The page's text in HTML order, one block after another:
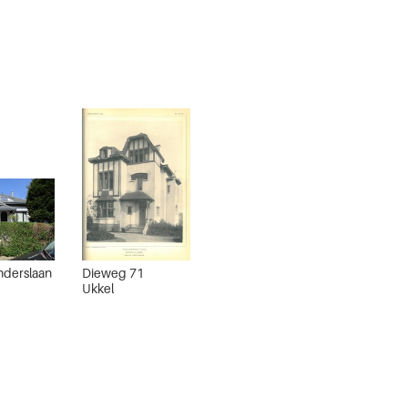
Dieweg 71
Ukkel